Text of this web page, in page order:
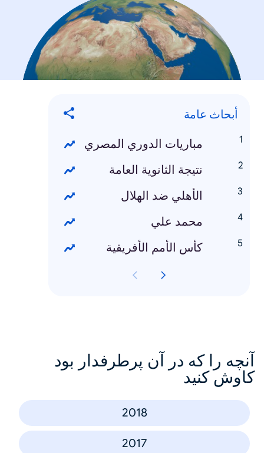
أبحاث عامة
مباريات الدوري المصري
نتيجة الثانوية العامة
الأهلي ضد الهلال
محمد علي
كأس الأمم الأفريقية
آنچه را که در آن پرطرفدار بود
کاوش کنید
2018
2017